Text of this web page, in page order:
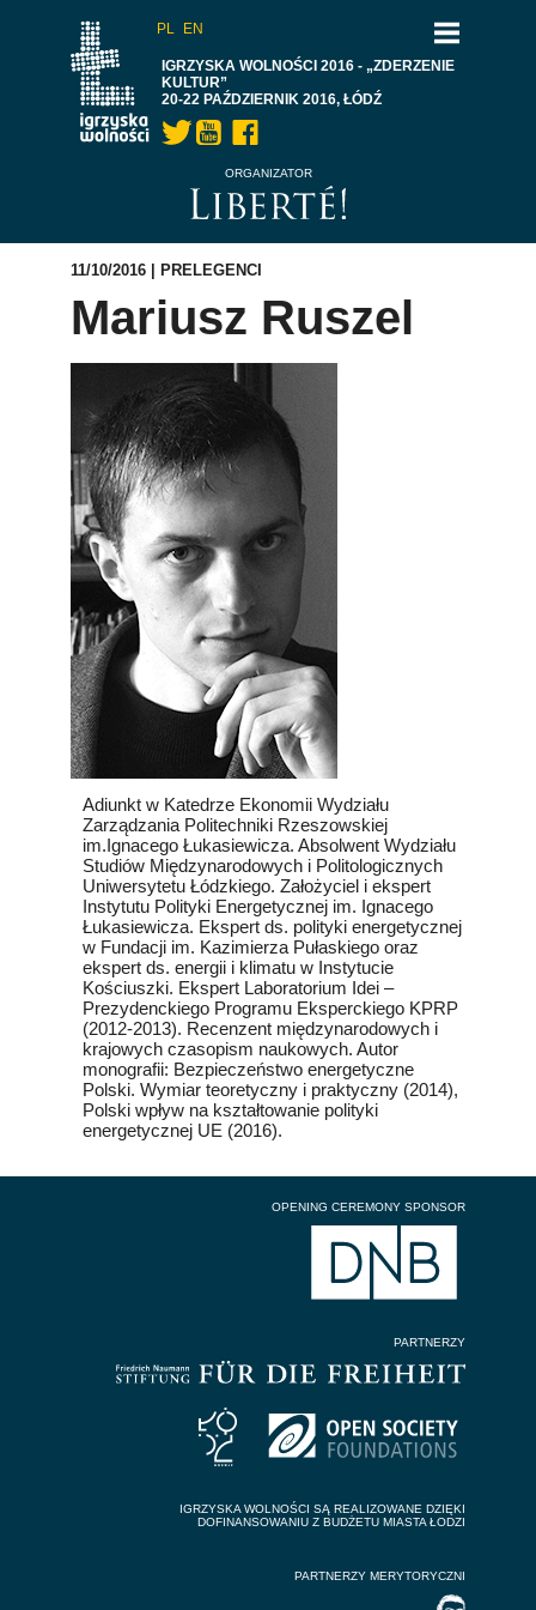
PL EN
IGRZYSKA WOLNOŚCI 2016 - „ZDERZENIE
KULTUR”
20-22 PAŹDZIERNIK 2016, ŁÓDŹ
ORGANIZATOR
11/10/2016 | PRELEGENCI
Mariusz Ruszel
Adiunkt w Katedrze Ekonomii Wydziału
Zarządzania Politechniki Rzeszowskiej
im.Ignacego Łukasiewicza. Absolwent Wydziału
Studiów Międzynarodowych i Politologicznych
Uniwersytetu Łódzkiego. Założyciel i ekspert
Instytutu Polityki Energetycznej im. Ignacego
Łukasiewicza. Ekspert ds. polityki energetycznej
w Fundacji im. Kazimierza Pułaskiego oraz
ekspert ds. energii i klimatu w Instytucie
Kościuszki. Ekspert Laboratorium Idei –
Prezydenckiego Programu Eksperckiego KPRP
(2012-2013). Recenzent międzynarodowych i
krajowych czasopism naukowych. Autor
monografii: Bezpieczeństwo energetyczne
Polski. Wymiar teoretyczny i praktyczny (2014),
Polski wpływ na kształtowanie polityki
energetycznej UE (2016).
OPENING CEREMONY SPONSOR
PARTNERZY
IGRZYSKA WOLNOŚCI SĄ REALIZOWANE DZIĘKI
DOFINANSOWANIU Z BUDŻETU MIASTA ŁODZI
PARTNERZY MERYTORYCZNI